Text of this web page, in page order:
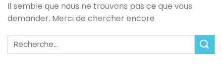
Il semble que nous ne trouvons pas ce que vous
demander. Merci de chercher encore